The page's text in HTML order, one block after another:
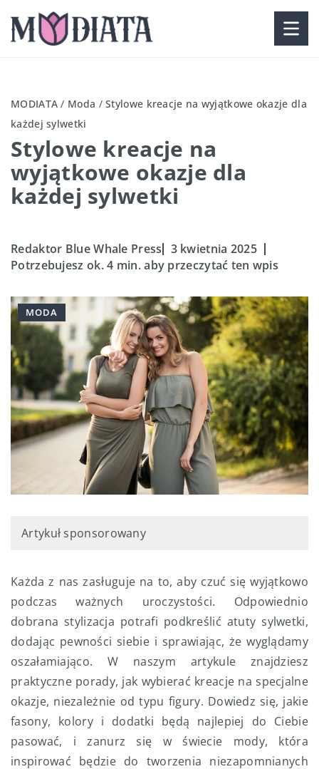
MODIATA / Moda /Stylowe kreacje na wyjątkowe okazje dla
każdej sylwetki
Stylowe kreacje na
wyjątkowe okazje dla
każdej sylwetki
Redaktor Blue Whale Press
3 kwietnia 2025
Potrzebujesz ok. 4 min. aby przeczytać ten wpis
MODA
Artykuł sponsorowany
Każda z nas zasługuje na to, aby czuć się wyjątkowo
podczas ważnych uroczystości. Odpowiednio
dobrana stylizacja potrafi podkreślić atuty sylwetki,
dodając pewności siebie i sprawiając, że wyglądamy
oszałamiająco. W naszym artykule znajdziesz
praktyczne porady, jak wybierać kreacje na specjalne
okazje, niezależnie od typu figury. Dowiedz się, jakie
fasony, kolory i dodatki będą najlepiej do Ciebie
pasować, i zanurz się w świecie mody, która
inspirować będzie do tworzenia niezapomnianych